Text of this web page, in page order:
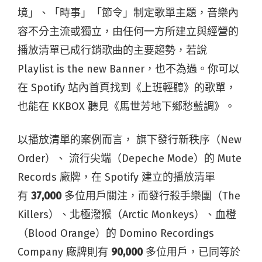
境」、「時事」「節令」制定歌單主題，音樂內
容不分主流或獨立，由任何一方所建立與經營的
播放清單已成行銷歌曲的主要趨勢，若說
Playlist is the new Banner，也不為過。你可以
在 Spotify 站內首頁找到《上班輕聽》的歌單，
也能在 KKBOX 聽見《馬世芳地下鄉愁藍調》。
以播放清單的案例而言， 旗下發行新秩序（New
Order）、 流行尖端（Depeche Mode）的 Mute
Records 廠牌，在 Spotify 建立的播放清單
有 37,000 多位用戶關注，而發行殺手樂團（The
Killers）、北極潑猴（Arctic Monkeys）、血橙
（Blood Orange）的 Domino Recordings
Company 廠牌則有 90,000 多位用戶，已同等於